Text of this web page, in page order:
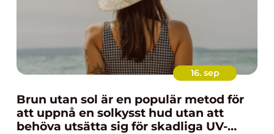
16. sep
Brun utan sol är en populär metod för
att uppnå en solkysst hud utan att
behöva utsätta sig för skadliga UV-